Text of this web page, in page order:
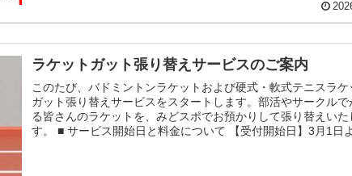
ラケットガット張り替えサービスのご案内
このたび、バドミントンラケットおよび硬式・軟式テニスラケ
ガット張り替えサービスをスタートします。部活やサークルで
る皆さんのラケットを、みどスポでお預かりして張り替えいた
す。 ■ サービス開始日と料金について 【受付開始日】3月1日よ